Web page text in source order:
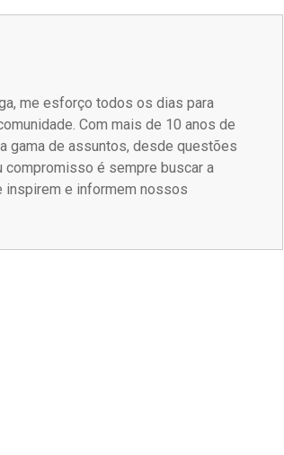
me esforço todos os dias para
Com mais de 10 anos de
gama de assuntos, desde questões
é sempre buscar a
inspirem e informem nossos